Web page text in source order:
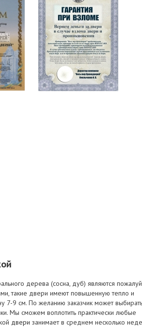
дерева (сосна, дуб) являются пожалуй
такие двери имеют повышенную тепло и
7-9 см. По желанию заказчик может
Мы сможем воплотить практически любые
двери занимает в среднем несколько